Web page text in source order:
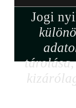
Jogi
tárolása,